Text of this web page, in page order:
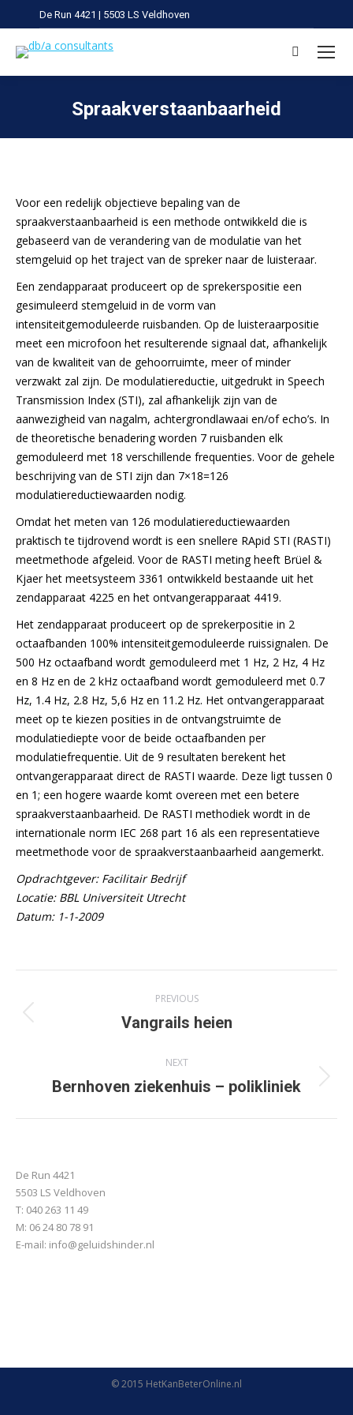
De Run 4421 | 5503 LS Veldhoven
Search:
Spraakverstaanbaarheid
Voor een redelijk objectieve bepaling van de
spraakverstaanbaarheid is een methode ontwikkeld die is
gebaseerd van de verandering van de modulatie van het
stemgeluid op het traject van de spreker naar de luisteraar.
Een zendapparaat produceert op de sprekerspositie een
gesimuleerd stemgeluid in de vorm van
intensiteitgemoduleerde ruisbanden. Op de luisteraarpositie
meet een microfoon het resulterende signaal dat, afhankelijk
van de kwaliteit van de gehoorruimte, meer of minder
verzwakt zal zijn. De modulatiereductie, uitgedrukt in Speech
Transmission Index (STI), zal afhankelijk zijn van de
aanwezigheid van nagalm, achtergrondlawaai en/of echo’s. In
de theoretische benadering worden 7 ruisbanden elk
gemoduleerd met 18 verschillende frequenties. Voor de gehele
beschrijving van de STI zijn dan 7×18=126
modulatiereductiewaarden nodig.
Omdat het meten van 126 modulatiereductiewaarden
praktisch te tijdrovend wordt is een snellere RApid STI (RASTI)
meetmethode afgeleid. Voor de RASTI meting heeft Brüel &
Kjaer het meetsysteem 3361 ontwikkeld bestaande uit het
zendapparaat 4225 en het ontvangerapparaat 4419.
Het zendapparaat produceert op de sprekerpositie in 2
octaafbanden 100% intensiteitgemoduleerde ruissignalen. De
500 Hz octaafband wordt gemoduleerd met 1 Hz, 2 Hz, 4 Hz
en 8 Hz en de 2 kHz octaafband wordt gemoduleerd met 0.7
Hz, 1.4 Hz, 2.8 Hz, 5,6 Hz en 11.2 Hz. Het ontvangerapparaat
meet op te kiezen posities in de ontvangstruimte de
modulatiediepte voor de beide octaafbanden per
modulatiefrequentie. Uit de 9 resultaten berekent het
ontvangerapparaat direct de RASTI waarde. Deze ligt tussen 0
en 1; een hogere waarde komt overeen met een betere
spraakverstaanbaarheid. De RASTI methodiek wordt in de
internationale norm IEC 268 part 16 als een representatieve
meetmethode voor de spraakverstaanbaarheid aangemerkt.
Opdrachtgever: Facilitair Bedrijf
Locatie: BBL Universiteit Utrecht
Datum: 1-1-2009
navigation
PREVIOUS
Previous
Vangrails heien
NEXT
Next
Bernhoven ziekenhuis – polikliniek
De Run 4421
5503 LS Veldhoven
T: 040 263 11 49
M: 06 24 80 78 91
E-mail: info@geluidshinder.nl
© 2015 HetKanBeterOnline.nl